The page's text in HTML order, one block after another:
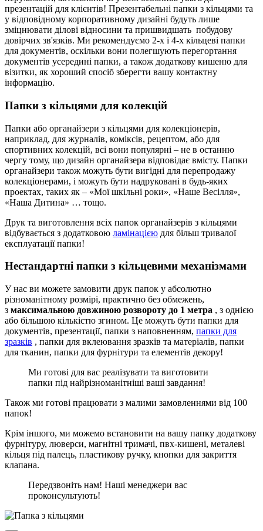
презентацій для клієнтів! Презентабельні папки з кільцями та
у відповідному корпоративному дизайні будуть лише
зміцнювати ділові відносини та пришвидшать побудову
довірчих зв'язків. Ми рекомендуємо 2-х і 4-х кільцеві папки
для документів, оскільки вони полегшують перегортання
документів усередині папки, а також додаткову кишеню для
візитки, як хороший спосіб зберегти вашу контактну
інформацію.
Папки з кільцями для колекцій
Папки або органайзери з кільцями для колекціонерів,
наприклад, для журналів, коміксів, рецептом, або для
спортивних колекцій, всі вони популярні – не в останню
чергу тому, що дизайн органайзера відповідає вмісту. Папки
органайзери також можуть бути вигідні для перепродажу
колекціонерами, і можуть бути надруковані в будь-яких
проектах, таких як – «Мої шкільні роки», «Наше Весілля»,
«Наша Дитина» … тощо.
Друк та виготовлення всіх папок органайзерів з кільцями
відбувається з додатковою ламінацією для більш тривалої
експлуатації папки!
Нестандартні папки з кільцевими механізмами
У нас ви можете замовити друк папок у абсолютно
різноманітному розмірі, практично без обмежень,
з максимальною довжиною розвороту до 1 метра , з однією
або більшою кількістю згином. Це можуть бути папки для
документів, презентації, папки з наповненням, папки для
зразків , папки для вклеювання зразків та матеріалів, папки
для тканин, папки для фурнітури та елементів декору!
Ми готові для вас реалізувати та виготовити
папки під найрізноманітніші ваші завдання!
Також ми готові працювати з малими замовленнями від 100
папок!
Крім іншого, ми можемо встановити на вашу папку додаткову
фурнітуру, люверси, магнітні тримачі, пвх-кишені, металеві
кільця під палець, пластикову ручку, кнопки для закриття
клапана.
Передзвоніть нам! Наші менеджери вас
проконсультують!